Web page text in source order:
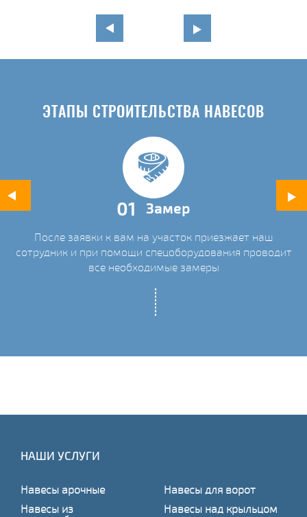
ЭТАПЫ СТРОИТЕЛЬСТВА НАВЕСОВ
01 Замер
После заявки к вам на участок приезжает наш
сотрудник и при помощи спецоборудования проводит
все необходимые замеры
НАШИ УСЛУГИ
Навесы арочные
Навесы из
Навесы для ворот
Навесы над крыльцом